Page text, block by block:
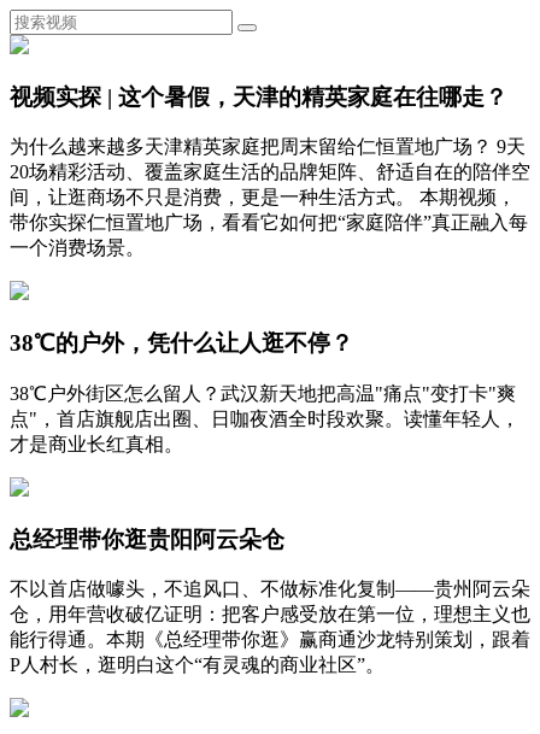
视频实探 | 这个暑假，天津的精英家庭在往哪走？
为什么越来越多天津精英家庭把周末留给仁恒置地广场？ 9天
20场精彩活动、覆盖家庭生活的品牌矩阵、舒适自在的陪伴空
间，让逛商场不只是消费，更是一种生活方式。 本期视频，
带你实探仁恒置地广场，看看它如何把“家庭陪伴”真正融入每
一个消费场景。
38℃的户外，凭什么让人逛不停？
38℃户外街区怎么留人？武汉新天地把高温"痛点"变打卡"爽
点"，首店旗舰店出圈、日咖夜酒全时段欢聚。读懂年轻人，
才是商业长红真相。
总经理带你逛贵阳阿云朵仓
不以首店做噱头，不追风口、不做标准化复制——贵州阿云朵
仓，用年营收破亿证明：把客户感受放在第一位，理想主义也
能行得通。本期《总经理带你逛》赢商通沙龙特别策划，跟着
P人村长，逛明白这个“有灵魂的商业社区”。